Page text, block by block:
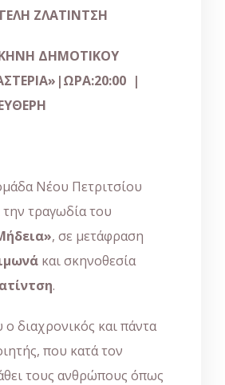
ΖΛΑΤΙΝΤΣΗ
ΔΗΜΟΤΙΚΟΥ
|
Νέου Πετριτσίου
την τραγωδία του
, σε μετάφραση
και σκηνοθεσία
.
ο διαχρονικός και πάντα
που κατά τον
τους ανθρώπους όπως